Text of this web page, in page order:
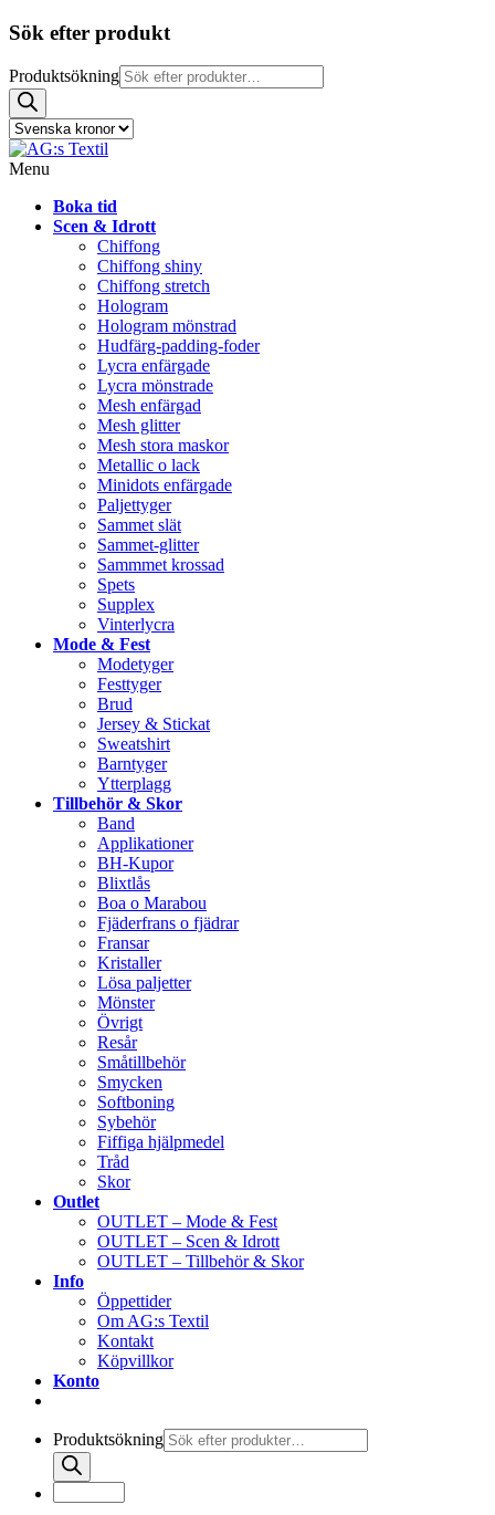
Sök efter produkt
Produktsökning
Menu
Boka tid
Scen & Idrott
Chiffong
Chiffong shiny
Chiffong stretch
Hologram
Hologram mönstrad
Hudfärg-padding-foder
Lycra enfärgade
Lycra mönstrade
Mesh enfärgad
Mesh glitter
Mesh stora maskor
Metallic o lack
Minidots enfärgade
Paljettyger
Sammet slät
Sammet-glitter
Sammmet krossad
Spets
Supplex
Vinterlycra
Mode & Fest
Modetyger
Festtyger
Brud
Jersey & Stickat
Sweatshirt
Barntyger
Ytterplagg
Tillbehör & Skor
Band
Applikationer
BH-Kupor
Blixtlås
Boa o Marabou
Fjäderfrans o fjädrar
Fransar
Kristaller
Lösa paljetter
Mönster
Övrigt
Resår
Småtillbehör
Smycken
Softboning
Sybehör
Fiffiga hjälpmedel
Tråd
Skor
Outlet
OUTLET – Mode & Fest
OUTLET – Scen & Idrott
OUTLET – Tillbehör & Skor
Info
Öppettider
Om AG:s Textil
Kontakt
Köpvillkor
Konto
Produktsökning